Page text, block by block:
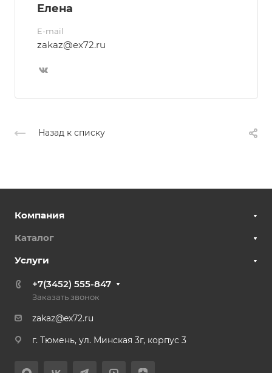
Елена
E-mail
zakaz@ex72.ru
Назад к списку
Компания
Каталог
Услуги
+7(3452) 555-847
Заказать звонок
zakaz@ex72.ru
г. Тюмень, ул. Минская 3г, корпус 3